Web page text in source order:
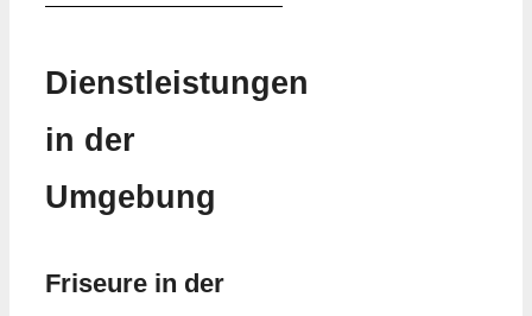
Dienstleistungen
in der
Umgebung
Friseure in der